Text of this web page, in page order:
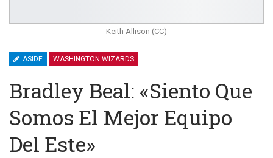
Keith Allison (CC)
ASIDE WASHINGTON WIZARDS
Bradley Beal: «Siento Que
Somos El Mejor Equipo
Del Este»